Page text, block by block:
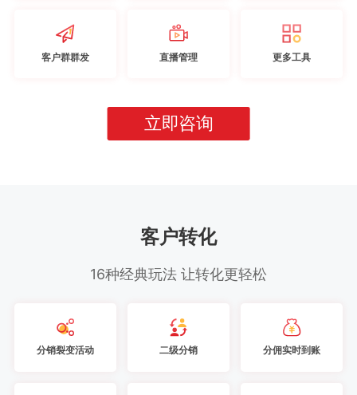
客户群群发 直播管理 更多工具
立即咨询
客户转化
16种经典玩法 让转化更轻松
分销裂变活动 二级分销 分佣实时到账